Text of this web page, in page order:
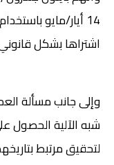
اشتراها بشكل
وإلى جانب مسألة
شبه الآلية الحصول
لتحقيق مرتبط